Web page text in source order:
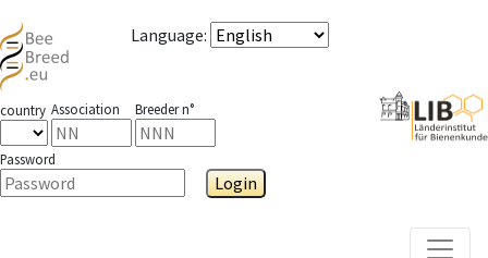
Language:
country Association Breeder n°
Password
Login